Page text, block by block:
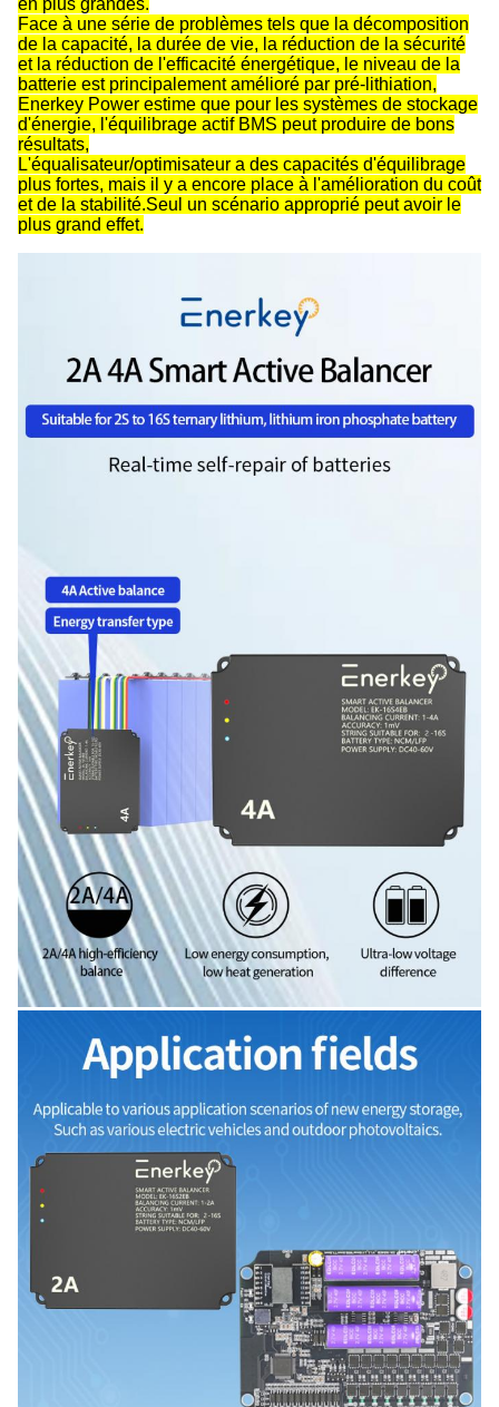
en plus grandes.
Face à une série de problèmes tels que la décomposition
de la capacité, la durée de vie, la réduction de la sécurité
et la réduction de l'efficacité énergétique, le niveau de la
batterie est principalement amélioré par pré-lithiation,
Enerkey Power estime que pour les systèmes de stockage
d'énergie, l'équilibrage actif BMS peut produire de bons
résultats,
L'équalisateur/optimisateur a des capacités d'équilibrage
plus fortes, mais il y a encore place à l'amélioration du coût
et de la stabilité.Seul un scénario approprié peut avoir le
plus grand effet.